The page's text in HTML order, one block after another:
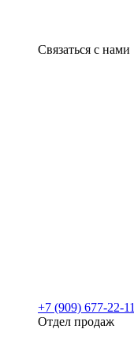
Связаться с нами
+7 (909) 677-22-11
Отдел продаж